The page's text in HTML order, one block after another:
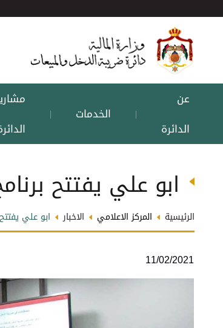
عن
الدائرة
| الخدمات |
ابو علي يفتتح
الرئيسية المركز الاعلامي الاخبار ابو علي
11/02/2021